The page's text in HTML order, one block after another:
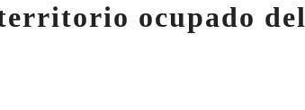
ocupado del